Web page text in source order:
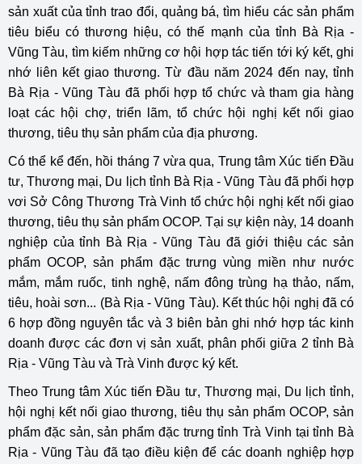
sản xuất của tỉnh trao đổi, quảng bá, tìm hiểu các sản phẩm
tiêu biểu có thương hiệu, có thế mạnh của tỉnh Bà Rịa -
Vũng Tàu, tìm kiếm những cơ hội hợp tác tiến tới ký kết, ghi
nhớ liên kết giao thương. Từ đầu năm 2024 đến nay, tỉnh
Bà Rịa - Vũng Tàu đã phối hợp tổ chức và tham gia hàng
loạt các hội chợ, triển lãm, tổ chức hội nghị kết nối giao
thương, tiêu thụ sản phẩm của địa phương.
Có thể kể đến, hồi tháng 7 vừa qua, Trung tâm Xúc tiến Đầu
tư, Thương mại, Du lịch tỉnh Bà Rịa - Vũng Tàu đã phối hợp
vơi Sở Công Thương Trà Vinh tổ chức hội nghị kết nối giao
thương, tiêu thụ sản phẩm OCOP. Tại sự kiện này, 14 doanh
nghiệp của tỉnh Bà Rịa - Vũng Tàu đã giới thiệu các sản
phẩm OCOP, sản phẩm đặc trưng vùng miền như nước
mắm, mắm ruốc, tinh nghệ, nấm đông trùng hạ thảo, nấm,
tiêu, hoài sơn... (Bà Rịa - Vũng Tàu). Kết thúc hội nghị đã có
6 hợp đồng nguyên tắc và 3 biên bản ghi nhớ hợp tác kinh
doanh được các đơn vị sản xuất, phân phối giữa 2 tỉnh Bà
Rịa - Vũng Tàu và Trà Vinh được ký kết.
Theo Trung tâm Xúc tiến Đầu tư, Thương mại, Du lịch tỉnh,
hội nghị kết nối giao thương, tiêu thụ sản phẩm OCOP, sản
phẩm đặc sản, sản phẩm đặc trưng tỉnh Trà Vinh tại tỉnh Bà
Rịa - Vũng Tàu đã tạo điều kiện để các doanh nghiệp hợp